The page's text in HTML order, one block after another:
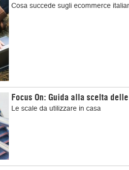
Cosa succede sugli ecommerce
Focus On: Guida alla scelta
Le scale da utilizzare in casa